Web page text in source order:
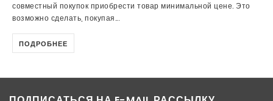
совместный покупок приобрести товар минимальной цене. Это
возможно сделать, покупая...
ПОДРОБНЕЕ